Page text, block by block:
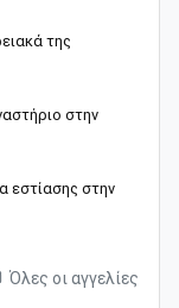
της
στην
εστίασης στην
Όλες οι αγγελίες